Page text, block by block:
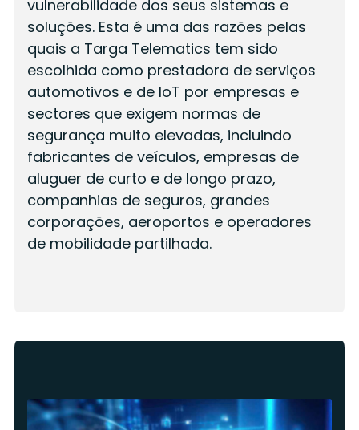
vulnerabilidade dos seus sistemas e
soluções. Esta é uma das razões pelas
quais a Targa Telematics tem sido
escolhida como prestadora de serviços
automotivos e de IoT por empresas e
sectores que exigem normas de
segurança muito elevadas, incluindo
fabricantes de veículos, empresas de
aluguer de curto e de longo prazo,
companhias de seguros, grandes
corporações, aeroportos e operadores
de mobilidade partilhada.